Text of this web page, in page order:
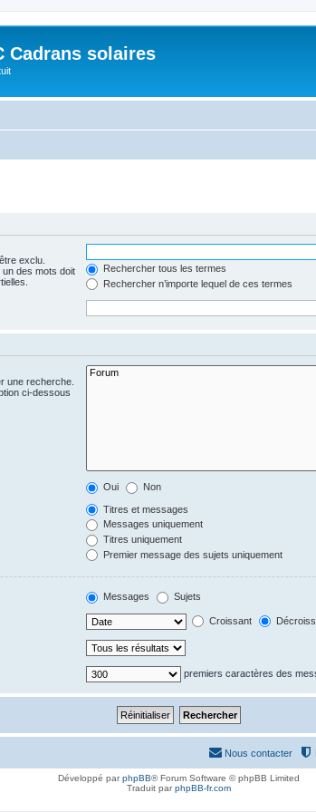
Cadrans solaires
exclu.
des mots doit
Rechercher tous les termes
Rechercher n’importe lequel de ces termes
une recherche.
ci-dessous
Oui Non
Titres et messages
Messages uniquement
Titres uniquement
Premier message des sujets uniquement
Messages Sujets
Croissant
premiers caractères des
Nous contacter
Développé parphpBB® Forum Software © phpBB Limited
Traduit parphpBB-fr.com